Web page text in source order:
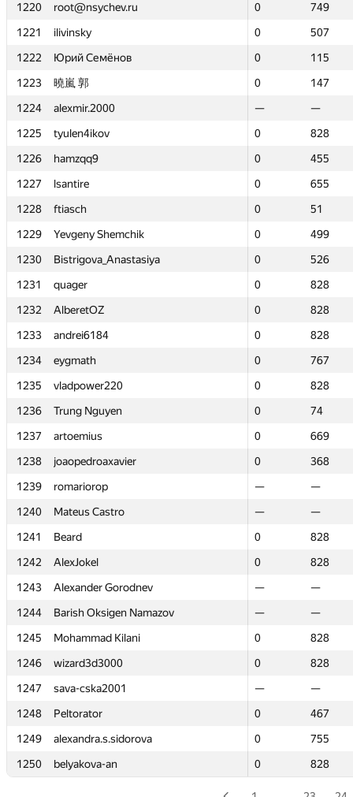
1220
root@nsychev.ru 0
749
1221
ilivinsky 0
507
1222
Юрий Семёнов 0
115
1223
曉嵐 郭 0
147
1224
alexmir.2000 —
—
1225
tyulen4ikov 0
828
1226
hamzqq9 0
455
1227
lsantire 0
655
1228
ftiasch 0
51
1229
Yevgeny Shemchik 0
499
1230
Bistrigova_Anastasiya 0
526
1231
quager 0
828
1232
AlberetOZ 0
828
1233
andrei6184 0
828
1234
eygmath 0
767
1235
vladpower220 0
828
1236
Trung Nguyen 0
74
1237
artoemius 0
669
1238
joaopedroaxavier 0
368
1239
romariorop —
—
1240
Mateus Castro —
—
1241
Beard 0
828
1242
AlexJokel 0
828
1243
Alexander Gorodnev —
—
1244
Barish Oksigen Namazov —
—
1245
Mohammad Kilani 0
828
1246
wizard3d3000 0
828
1247
sava-cska2001 —
—
1248
Peltorator 0
467
1249
alexandra.s.sidorova 0
755
1250
belyakova-an 0 828
1220
root@nsychev.ru 0
749
1221
ilivinsky 0
507
1222
Юрий Семёнов 0
115
1223
曉嵐 郭 0
147
1224
alexmir.2000 —
—
1225
tyulen4ikov 0
828
1226
hamzqq9 0
455
1227
lsantire 0
655
1228
ftiasch 0
51
1229
Yevgeny Shemchik 0
499
1230
Bistrigova_Anastasiya 0
526
1231
quager 0
828
1232
AlberetOZ 0
828
1233
andrei6184 0
828
1234
eygmath 0
767
1235
vladpower220 0
828
1236
Trung Nguyen 0
74
1237
artoemius 0
669
1238
joaopedroaxavier 0
368
1239
romariorop —
—
1240
Mateus Castro —
—
1241
Beard 0
828
1242
AlexJokel 0
828
1243
Alexander Gorodnev —
—
1244
Barish Oksigen Namazov —
—
1245
Mohammad Kilani 0
828
1246
wizard3d3000 0
828
1247
sava-cska2001 —
—
1248
Peltorator 0
467
1249
alexandra.s.sidorova 0
755
1250
belyakova-an 0 828